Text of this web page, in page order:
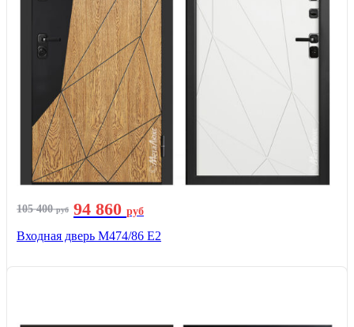
105 400руб 94 860 руб
Входная дверь М474/86 Е2